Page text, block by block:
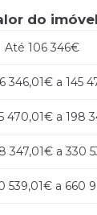
do imóvel
Até 106 346€
346,01€ a 145
470,01€ a 198
347,01€ a 330
539,01€ a 660